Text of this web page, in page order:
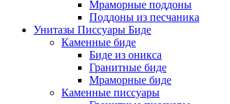
Мраморные поддоны
Поддоны из песчаника
Унитазы Писсуары Биде
Каменные биде
Биде из оникса
Гранитные биде
Мраморные биде
Каменные писсуары